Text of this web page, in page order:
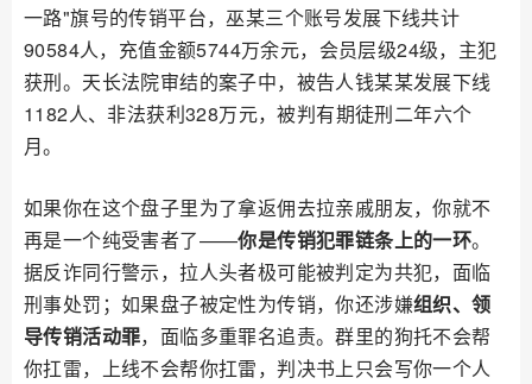
一路"旗号的传销平台，巫某三个账号发展下线共计
90584人，充值金额5744万余元，会员层级24级，主犯
获刑。天长法院审结的案子中，被告人钱某某发展下线
1182人、非法获利328万元，被判有期徒刑二年六个
月。
如果你在这个盘子里为了拿返佣去拉亲戚朋友，你就不
再是一个纯受害者了——你是传销犯罪链条上的一环。
据反诈同行警示，拉人头者极可能被判定为共犯，面临
刑事处罚；如果盘子被定性为传销，你还涉嫌组织、领
导传销活动罪，面临多重罪名追责。群里的狗托不会帮
你扛雷，上线不会帮你扛雷，判决书上只会写你一个人